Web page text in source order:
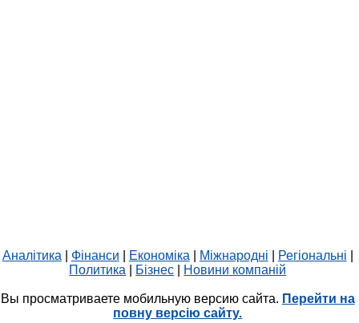
Аналітика Фінанси Економіка Міжнародні Регіональні
Политика
Бізнес Новини компаній
Вы просматриваете мобильную версию сайта. Перейти на
повну версію сайту.